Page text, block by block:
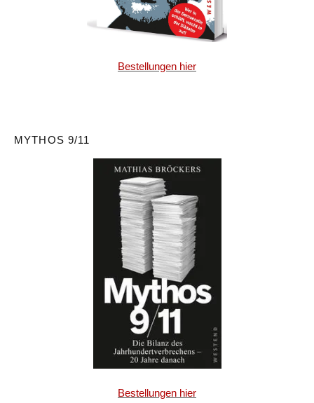
Bestellungen hier
MYTHOS 9/11
Bestellungen hier